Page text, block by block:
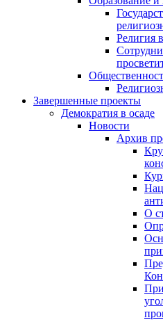
Религия
Завершенные проекты
Демократия в осаде
Новости
Архив
О